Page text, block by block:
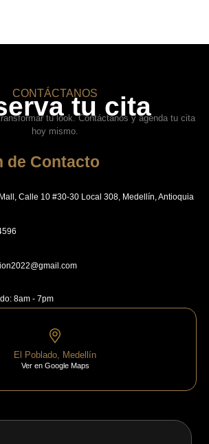
CONTÁCTANOStu cita
tu look. Contáctanos y agenda tu cita
hoy mismo.
de Contacto
Calle 10 #30-30 Local 308, Medellín, Antioquia
8am - 7pm
El Poblado, Medellín
Ver en Google Maps